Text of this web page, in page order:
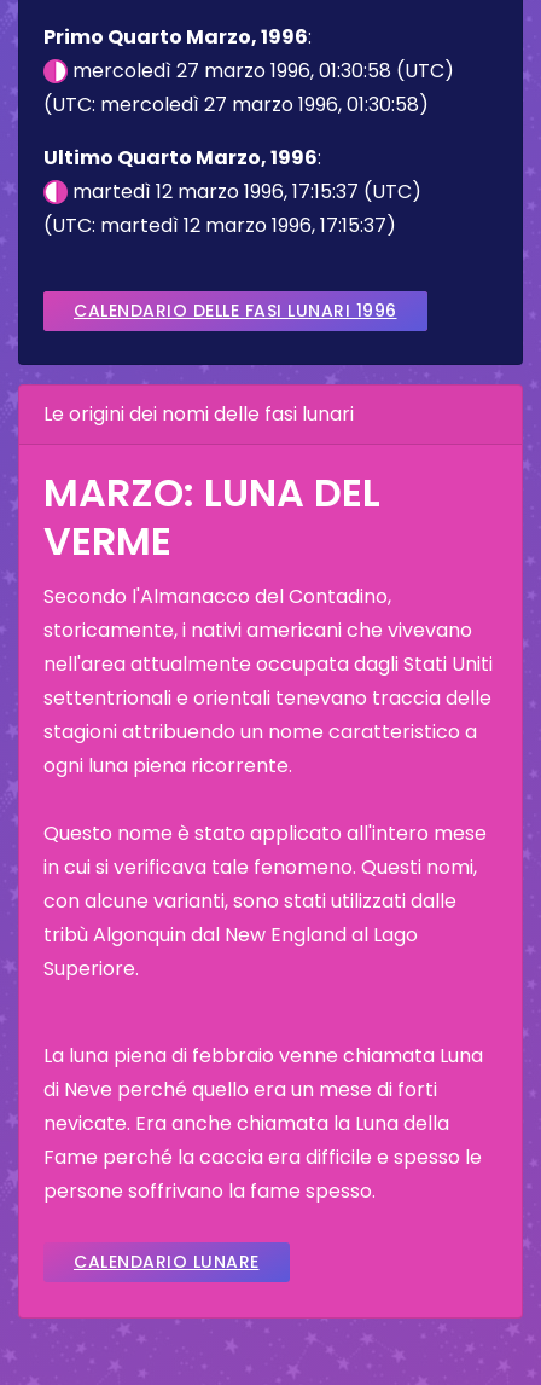
Primo Quarto Marzo, 1996:
mercoledì 27 marzo 1996, 01:30:58 (UTC)
(UTC: mercoledì 27 marzo 1996, 01:30:58)
Ultimo Quarto Marzo, 1996:
martedì 12 marzo 1996, 17:15:37 (UTC)
(UTC: martedì 12 marzo 1996, 17:15:37)
CALENDARIO DELLE FASI LUNARI 1996
Le origini dei nomi delle fasi lunari
MARZO: LUNA DEL
VERME
Secondo l'Almanacco del Contadino,
storicamente, i nativi americani che vivevano
nell'area attualmente occupata dagli Stati Uniti
settentrionali e orientali tenevano traccia delle
stagioni attribuendo un nome caratteristico a
ogni luna piena ricorrente.
Questo nome è stato applicato all'intero mese
in cui si verificava tale fenomeno. Questi nomi,
con alcune varianti, sono stati utilizzati dalle
tribù Algonquin dal New England al Lago
Superiore.
La luna piena di febbraio venne chiamata Luna
di Neve perché quello era un mese di forti
nevicate. Era anche chiamata la Luna della
Fame perché la caccia era difficile e spesso le
persone soffrivano la fame spesso.
CALENDARIO LUNARE